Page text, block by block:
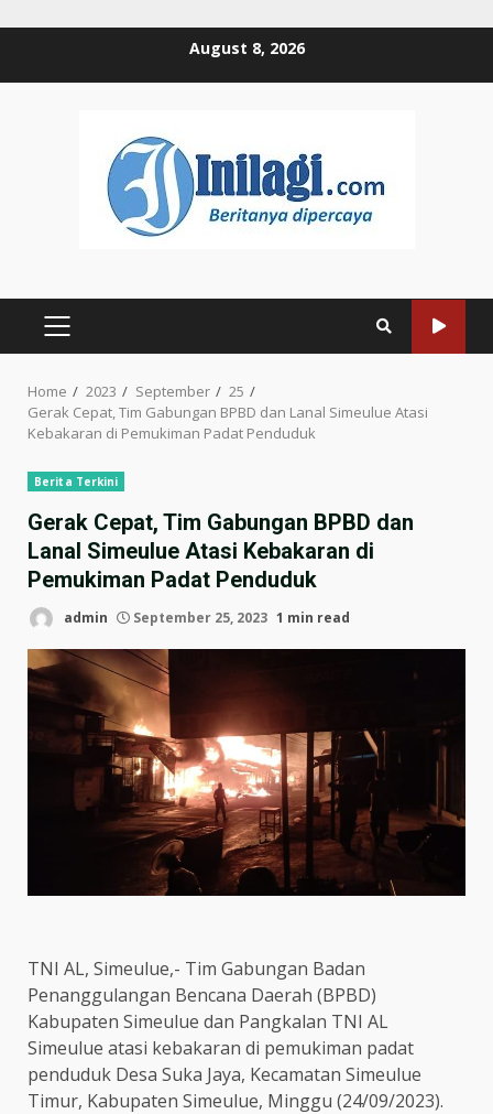
August 8, 2026
PRIMARY
Home 2023 September
25
Gerak Cepat, Tim Gabungan BPBD dan Lanal Simeulue Atasi
Kebakaran di Pemukiman Padat Penduduk
Berita Terkini
Gerak Cepat, Tim Gabungan BPBD dan
Lanal Simeulue Atasi Kebakaran di
Pemukiman Padat Penduduk
admin September 25, 2023 1 min read
TNI AL, Simeulue,- Tim Gabungan Badan
Penanggulangan Bencana Daerah (BPBD)
Kabupaten Simeulue dan Pangkalan TNI AL
Simeulue atasi kebakaran di pemukiman padat
penduduk Desa Suka Jaya, Kecamatan Simeulue
Timur, Kabupaten Simeulue, Minggu (24/09/2023).